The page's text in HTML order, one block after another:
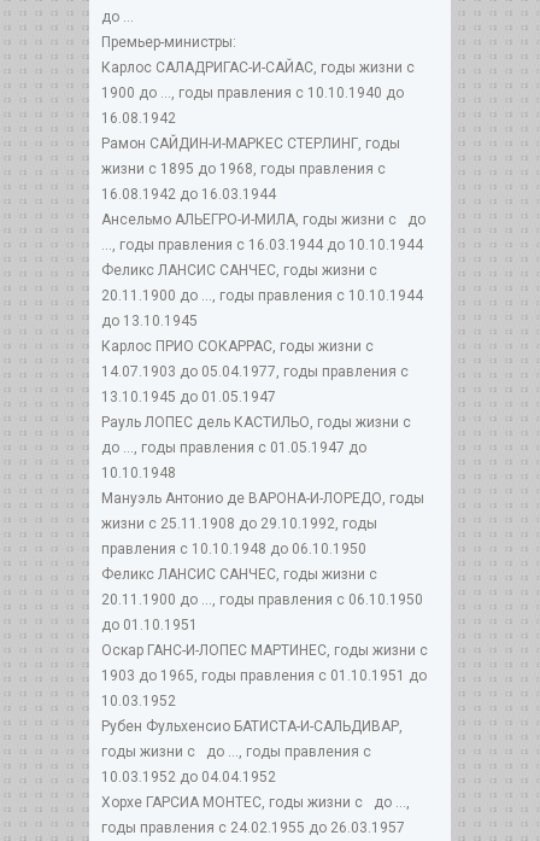
до ...
Премьер-министры:
Карлос САЛАДРИГАС-И-САЙАС, годы жизни с
1900 до ..., годы правления с 10.10.1940 до
16.08.1942
Рамон САЙДИН-И-МАРКЕС СТЕРЛИНГ, годы
жизни с 1895 до 1968, годы правления с
16.08.1942 до 16.03.1944
Ансельмо АЛЬЕГРО-И-МИЛА, годы жизни с до
..., годы правления с 16.03.1944 до 10.10.1944
Феликс ЛАНСИС САНЧЕС, годы жизни с
20.11.1900 до ..., годы правления с 10.10.1944
до 13.10.1945
Карлос ПРИО СОКАРРАС, годы жизни с
14.07.1903 до 05.04.1977, годы правления с
13.10.1945 до 01.05.1947
Рауль ЛОПЕС дель КАСТИЛЬО, годы жизни с
до ..., годы правления с 01.05.1947 до
10.10.1948
Мануэль Антонио де ВАРОНА-И-ЛОРЕДО, годы
жизни с 25.11.1908 до 29.10.1992, годы
правления с 10.10.1948 до 06.10.1950
Феликс ЛАНСИС САНЧЕС, годы жизни с
20.11.1900 до ..., годы правления с 06.10.1950
до 01.10.1951
Оскар ГАНС-И-ЛОПЕС МАРТИНЕС, годы жизни с
1903 до 1965, годы правления с 01.10.1951 до
10.03.1952
Рубен Фульхенсио БАТИСТА-И-САЛЬДИВАР,
годы жизни с до ..., годы правления с
10.03.1952 до 04.04.1952
Хорхе ГАРСИА МОНТЕС, годы жизни с до ...,
годы правления с 24.02.1955 до 26.03.1957